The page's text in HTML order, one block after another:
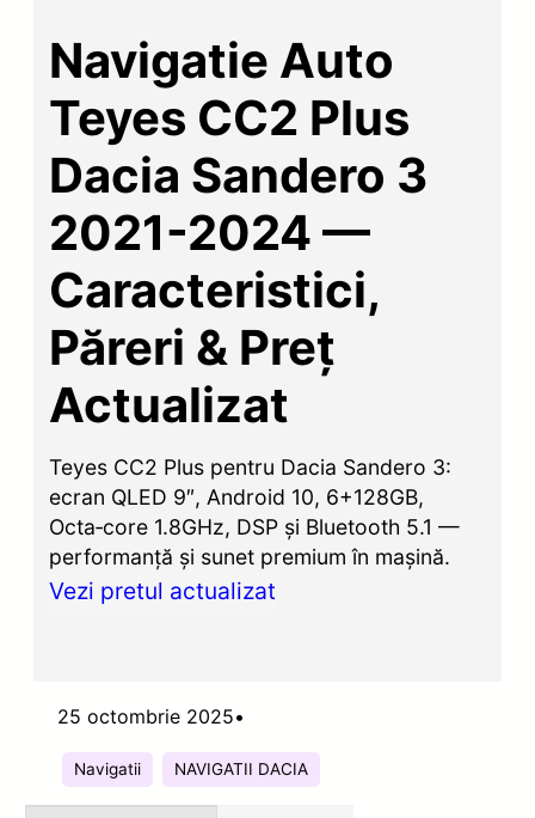
Navigatie Auto
Teyes CC2 Plus
Dacia Sandero 3
2021-2024 —
Caracteristici,
Păreri & Preț
Actualizat
Teyes CC2 Plus pentru Dacia Sandero 3:
ecran QLED 9″, Android 10, 6+128GB,
Octa‑core 1.8GHz, DSP și Bluetooth 5.1 —
performanță și sunet premium în mașină.
Vezi pretul actualizat
25 octombrie 2025•
Navigatii NAVIGATII DACIA